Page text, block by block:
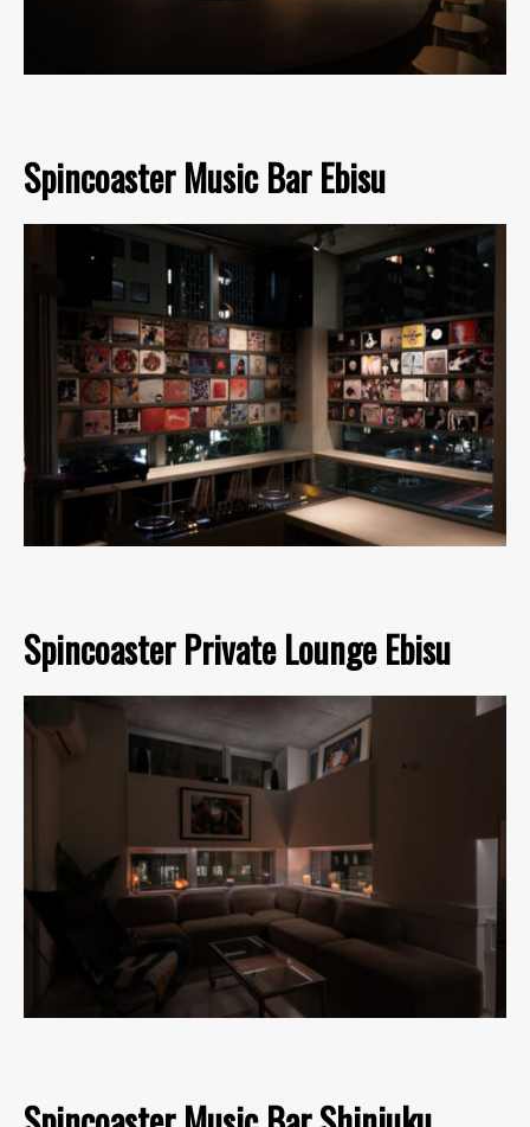
Spincoaster Music Bar Ebisu
Spincoaster Private Lounge Ebisu